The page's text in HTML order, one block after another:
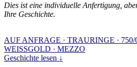
Dies ist eine individuelle Anfertigung,
Ihre Geschichte.
AUF ANFRAGE · TRAURINGE ·
WEISSGOLD · MEZZO
Geschichte lesen ↓